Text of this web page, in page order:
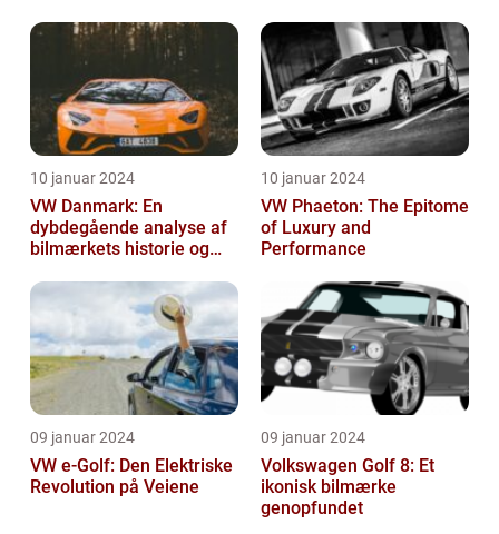
Bilentusiaster
10 januar 2024
VW Danmark: En
dybdegående analyse af
bilmærkets historie og
10 januar 2024
VW Phaeton: The Epitome
of Luxury and
Performance
09 januar 2024
VW e-Golf: Den Elektriske
Revolution på Veiene
09 januar 2024
Volkswagen Golf 8: Et
ikonisk bilmærke
genopfundet